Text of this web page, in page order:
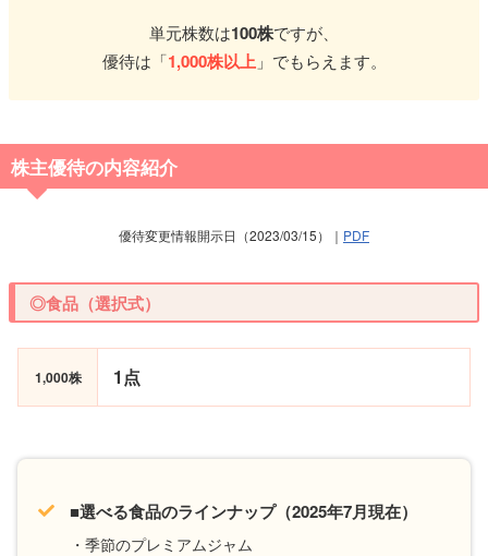
単元株数は100株ですが、
優待は「1,000株以上」でもらえます。
株主優待の内容紹介
優待変更情報開示日（2023/03/15）｜ PDF
◎食品（選択式）
1,000株 1点
■選べる食品のラインナップ（2025年7月現在）
・季節のプレミアムジャム